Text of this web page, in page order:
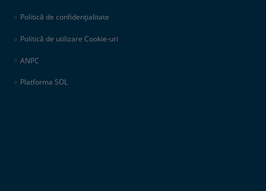
Politică de confidențialitate
Politică de utilizare Cookie-uri
ANPC
Platforma SOL